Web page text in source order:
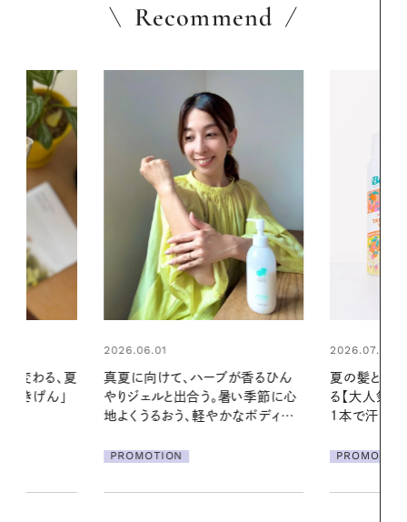
Recommend
が香るひん
い季節に心
2026.07.24
夏の髪と心が瞬時にリフレッシュす
る【大人気のドライシャンプー】 この
1本で汗ばむ季節も一日中心地よく
PROMOTION
2026.07.21
リーとの重